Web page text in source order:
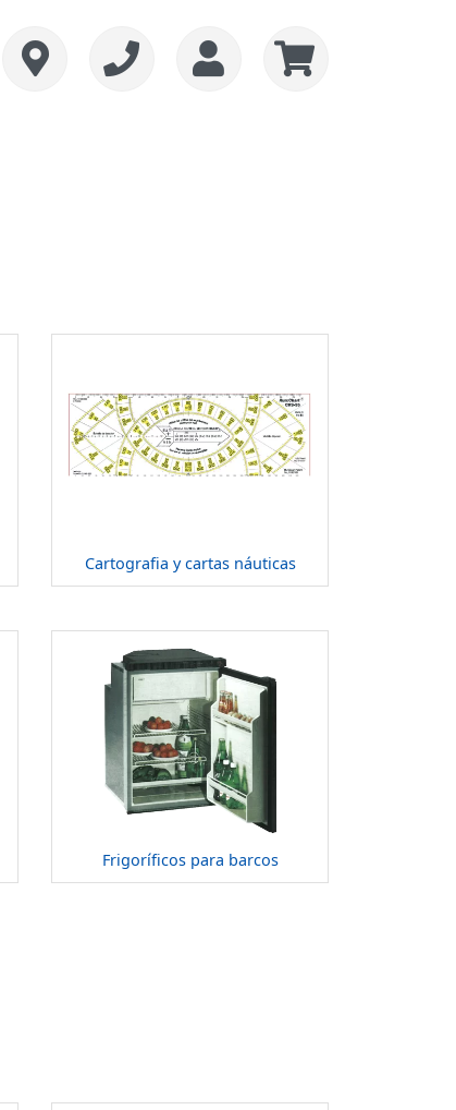
Cartografia y cartas náuticas
Frigoríficos para barcos